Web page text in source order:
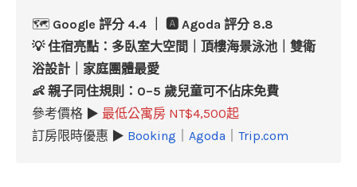
🗺️ Google 評分 4.4 ｜ 🅰️ Agoda 評分 8.8
💡住宿亮點： 多臥室大空間｜頂樓海景泳池｜雙衛
浴設計｜家庭團體最愛
👶 親子同住規則： 0–5 歲兒童可不佔床免費
參考價格 ▶ 最低公寓房 NT$4,500起
訂房限時優惠 ▶ Booking Agoda Trip.com